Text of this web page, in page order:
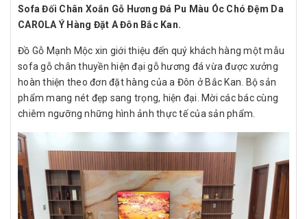
Sofa Đối Chân Xoắn Gỗ Hương Đá Pu Màu Óc Chó Đệm Da
CAROLA Ý Hàng Đặt A Đôn Bắc Kan.
Đồ Gỗ Mạnh Mộc xin giới thiệu đến quý khách hàng một mẫu
sofa gỗ chân thuyền hiện đại gỗ hương đá vừa được xưởng
hoàn thiện theo đơn đặt hàng của a Đôn ở Bắc Kan. Bộ sản
phẩm mang nét đẹp sang trọng, hiện đại. Mời các bác cùng
chiêm ngưỡng những hình ảnh thực tế của sản phẩm.